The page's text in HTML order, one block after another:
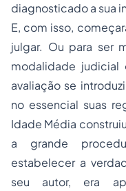
diagnosticado a sua
E, com isso,
julgar. Ou para ser
modalidade judicial
avaliação se
no essencial suas
Idade Média
a grande
estabelecer a
seu autor, era